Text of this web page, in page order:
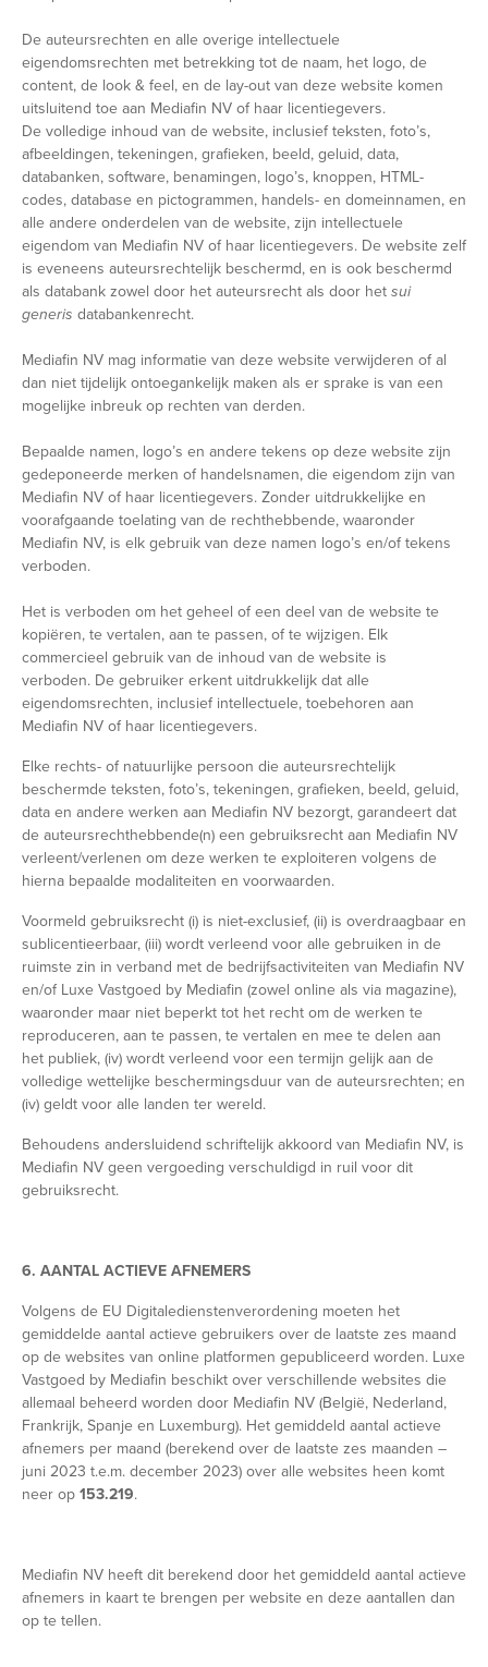
De auteursrechten en alle overige intellectuele
eigendomsrechten met betrekking tot de naam, het logo, de
content, de look & feel, en de lay-out van deze website komen
uitsluitend toe aan Mediafin NV of haar licentiegevers.
De volledige inhoud van de website, inclusief teksten, foto’s,
afbeeldingen, tekeningen, grafieken, beeld, geluid, data,
databanken, software, benamingen, logo’s, knoppen, HTML-
codes, database en pictogrammen, handels- en domeinnamen, en
alle andere onderdelen van de website, zijn intellectuele
eigendom van Mediafin NV of haar licentiegevers. De website zelf
is eveneens auteursrechtelijk beschermd, en is ook beschermd
als databank zowel door het auteursrecht als door het sui
generis databankenrecht.
Mediafin NV mag informatie van deze website verwijderen of al
dan niet tijdelijk ontoegankelijk maken als er sprake is van een
mogelijke inbreuk op rechten van derden.
Bepaalde namen, logo’s en andere tekens op deze website zijn
gedeponeerde merken of handelsnamen, die eigendom zijn van
Mediafin NV of haar licentiegevers. Zonder uitdrukkelijke en
voorafgaande toelating van de rechthebbende, waaronder
Mediafin NV, is elk gebruik van deze namen logo’s en/of tekens
verboden.
Het is verboden om het geheel of een deel van de website te
kopiëren, te vertalen, aan te passen, of te wijzigen. Elk
commercieel gebruik van de inhoud van de website is
verboden. De gebruiker erkent uitdrukkelijk dat alle
eigendomsrechten, inclusief intellectuele, toebehoren aan
Mediafin NV of haar licentiegevers.
Elke rechts- of natuurlijke persoon die auteursrechtelijk
beschermde teksten, foto’s, tekeningen, grafieken, beeld, geluid,
data en andere werken aan Mediafin NV bezorgt, garandeert dat
de auteursrechthebbende(n) een gebruiksrecht aan Mediafin NV
verleent/verlenen om deze werken te exploiteren volgens de
hierna bepaalde modaliteiten en voorwaarden.
Voormeld gebruiksrecht (i) is niet-exclusief, (ii) is overdraagbaar en
sublicentieerbaar, (iii) wordt verleend voor alle gebruiken in de
ruimste zin in verband met de bedrijfsactiviteiten van Mediafin NV
en/of Luxe Vastgoed by Mediafin (zowel online als via magazine),
waaronder maar niet beperkt tot het recht om de werken te
reproduceren, aan te passen, te vertalen en mee te delen aan
het publiek, (iv) wordt verleend voor een termijn gelijk aan de
volledige wettelijke beschermingsduur van de auteursrechten; en
(iv) geldt voor alle landen ter wereld.
Behoudens andersluidend schriftelijk akkoord van Mediafin NV, is
Mediafin NV geen vergoeding verschuldigd in ruil voor dit
gebruiksrecht.
6. AANTAL ACTIEVE AFNEMERS
Volgens de EU Digitaledienstenverordening moeten het
gemiddelde aantal actieve gebruikers over de laatste zes maand
op de websites van online platformen gepubliceerd worden. Luxe
Vastgoed by Mediafin beschikt over verschillende websites die
allemaal beheerd worden door Mediafin NV (België, Nederland,
Frankrijk, Spanje en Luxemburg). Het gemiddeld aantal actieve
afnemers per maand (berekend over de laatste zes maanden –
juni 2023 t.e.m. december 2023) over alle websites heen komt
neer op 153.219.
Mediafin NV heeft dit berekend door het gemiddeld aantal actieve
afnemers in kaart te brengen per website en deze aantallen dan
op te tellen.